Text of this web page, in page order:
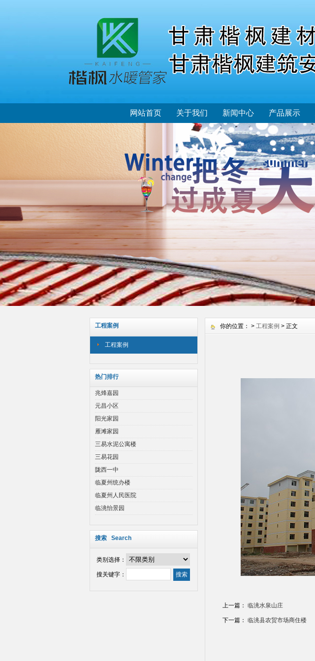
网站首页 关于我们 新闻中心 产品展示
工程案例
工程案例
热门排行
兆烽嘉园
元昌小区
阳光家园
雁滩家园
三易水泥公寓楼
三易花园
陇西一中
临夏州统办楼
临夏州人民医院
临洮怡景园
搜索 Search
类别选择：
搜关键字：
你的位置： > 工程案例 > 正文
上一篇： 临洮水泉山庄
下一篇： 临洮县农贸市场商住楼